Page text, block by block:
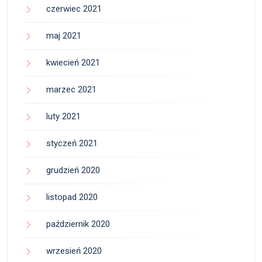
czerwiec 2021
maj 2021
kwiecień 2021
marzec 2021
luty 2021
styczeń 2021
grudzień 2020
listopad 2020
październik 2020
wrzesień 2020